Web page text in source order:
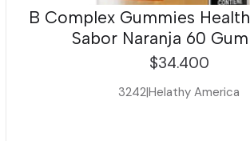
B Complex Gummies
Sabor Naranja 60
$34.400
3242|Helathy America